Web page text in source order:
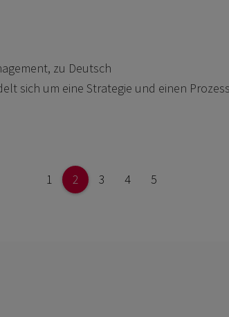
zu Deutsch
sich um eine Strategie und einen
1 2 3 4 5